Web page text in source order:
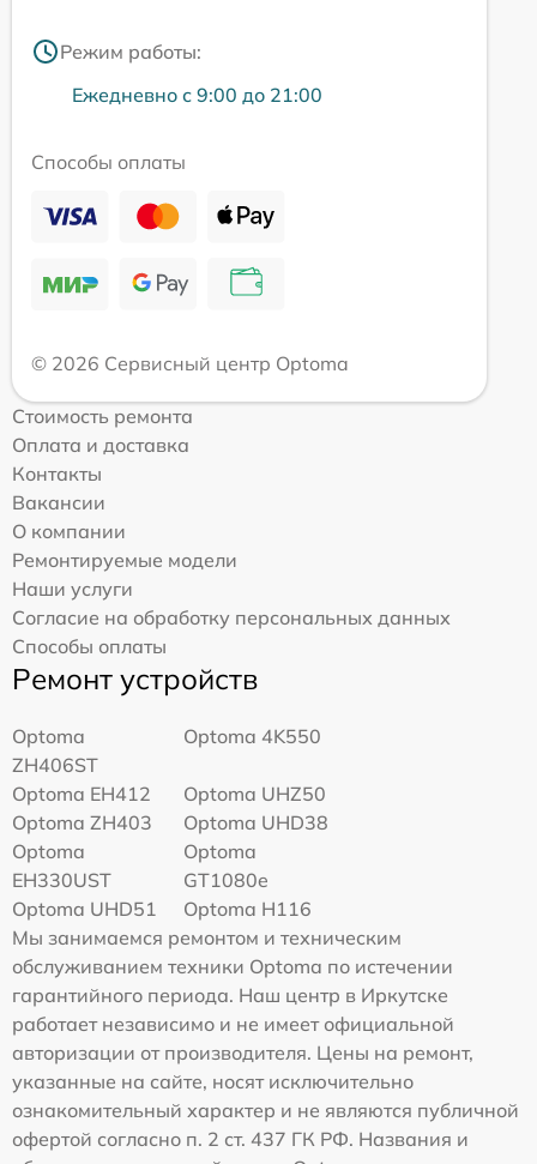
Режим работы:
Ежедневно с 9:00 до 21:00
Способы оплаты
© 2026 Сервисный центр Optoma
Стоимость ремонта
Оплата и доставка
Контакты
Вакансии
О компании
Ремонтируемые модели
Наши услуги
Согласие на обработку персональных данных
Способы оплаты
Ремонт устройств
Optoma
ZH406ST
Optoma 4K550
Optoma EH412
Optoma UHZ50
Optoma ZH403
Optoma UHD38
Optoma
EH330UST
Optoma
GT1080e
Optoma UHD51
Optoma H116
Мы занимаемся ремонтом и техническим
обслуживанием техники Optoma по истечении
гарантийного периода. Наш центр в Иркутске
работает независимо и не имеет официальной
авторизации от производителя. Цены на ремонт,
указанные на сайте, носят исключительно
ознакомительный характер и не являются публичной
офертой согласно п. 2 ст. 437 ГК РФ. Названия и